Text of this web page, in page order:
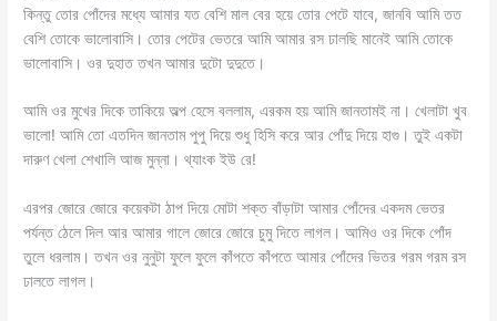
কিন্তু তোর পোঁদের মধ্যে আমার যত বেশি মাল বের হয়ে তোর পেটে যাবে, জানবি আমি তত
বেশি তোকে ভালোবাসি। তোর পেটের ভেতরে আমি আমার রস ঢালছি মানেই আমি তোকে
ভালোবাসি। ওর দুহাত তখন আমার দুটো দুদুতে।
আমি ওর মুখের দিকে তাকিয়ে অল্প হেসে বললাম, এরকম হয় আমি জানতামই না। খেলাটা খুব
ভালো! আমি তো এতদিন জানতাম পুপু দিয়ে শুধু হিসি করে আর পোঁদু দিয়ে হাগু। তুই একটা
দারুণ খেলা শেখালি আজ মুন্না। থ্যাংক ইউ রে!
এরপর জোরে জোরে কয়েকটা ঠাপ দিয়ে মোটা শক্ত বাঁড়াটা আমার পোঁদের একদম ভেতর
পর্যন্ত ঠেলে দিল আর আমার গালে জোরে জোরে চুমু দিতে লাগল। আমিও ওর দিকে পোঁদ
তুলে ধরলাম। তখন ওর নুনুটা ফুলে ফুলে কাঁপতে কাঁপতে আমার পোঁদের ভিতর গরম গরম রস
ঢালতে লাগল।